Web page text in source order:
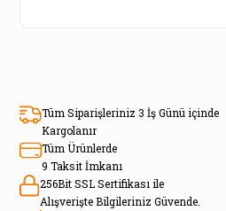
Tüm Siparişleriniz 3 İş Günü içinde
Kargolanır
Tüm Ürünlerde
9 Taksit İmkanı
256Bit SSL Sertifikası ile
Alışverişte Bilgileriniz Güvende.